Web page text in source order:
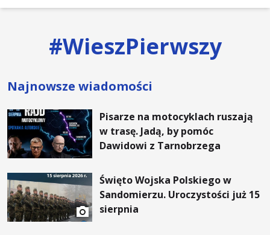
#WieszPierwszy
Najnowsze wiadomości
Pisarze na motocyklach ruszają
w trasę. Jadą, by pomóc
Dawidowi z Tarnobrzega
Święto Wojska Polskiego w
Sandomierzu. Uroczystości już 15
sierpnia